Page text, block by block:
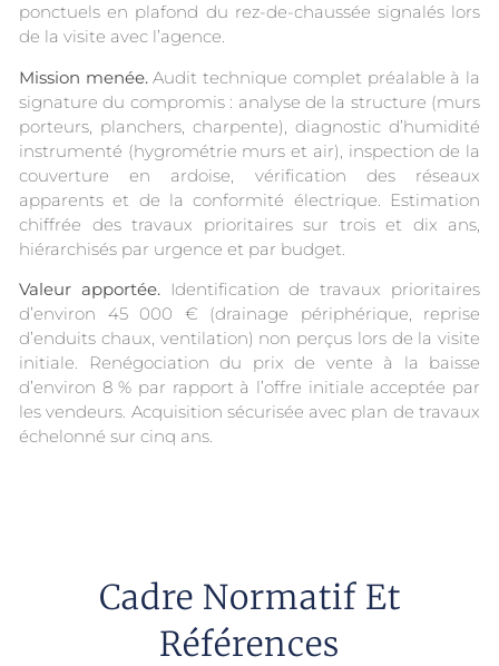
ponctuels en plafond du rez-de-chaussée signalés lors
de la visite avec l’agence.
Mission menée. Audit technique complet préalable à la
signature du compromis : analyse de la structure (murs
porteurs, planchers, charpente), diagnostic d’humidité
instrumenté (hygrométrie murs et air), inspection de la
couverture en ardoise, vérification des réseaux
apparents et de la conformité électrique. Estimation
chiffrée des travaux prioritaires sur trois et dix ans,
hiérarchisés par urgence et par budget.
Valeur apportée.Identification de travaux prioritaires
d’environ 45 000 € (drainage périphérique, reprise
d’enduits chaux, ventilation) non perçus lors de la visite
initiale. Renégociation du prix de vente à la baisse
d’environ 8 % par rapport à l’offre initiale acceptée par
les vendeurs. Acquisition sécurisée avec plan de travaux
échelonné sur cinq ans.
Cadre Normatif Et
Références